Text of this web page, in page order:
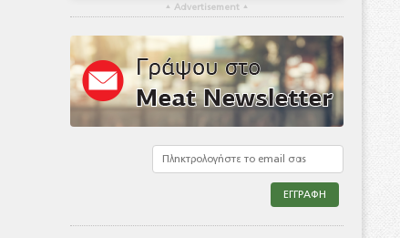
▴ Advertisement ▴